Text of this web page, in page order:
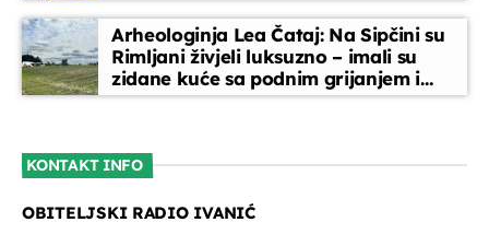
Melodija dana
08:00 - 08:15
08:15 - 08:45
Vijesti
Arheologinja Lea Čataj: Na Sipčini su
Rimljani živjeli luksuzno – imali su
zidane kuće sa podnim grijanjem i
oslikanim zidovima
KONTAKT INFO
OBITELJSKI RADIO IVANIĆ